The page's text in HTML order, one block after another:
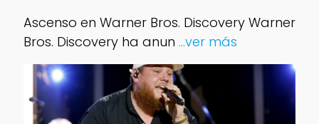
Ascenso en Warner Bros. Discovery Warner
Bros. Discovery ha anun ...ver más